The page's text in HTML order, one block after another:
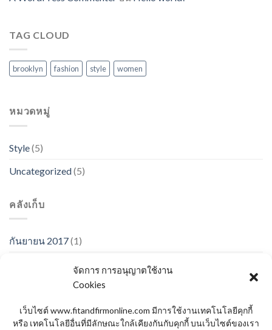
จัดการ การอนุญาตใช้งาน
Cookies
เว็บไซต์ www.fitandfirmonline.com มีการใช้งานเทคโนโลยีคุกกี้
หรือ เทคโนโลยีอื่นที่มีลักษณะใกล้เคียงกันกับคุกกี้ บนเว็บไซต์ของเรา
TAG CLOUD
brooklyn fashion style women
หมวดหมู่
Style(5)
Uncategorized(5)
คลังเก็บ
กันยายน 2017(1)
(1)
พฤศจิกายน 2015(1)
ตุลาคม 2015(2)